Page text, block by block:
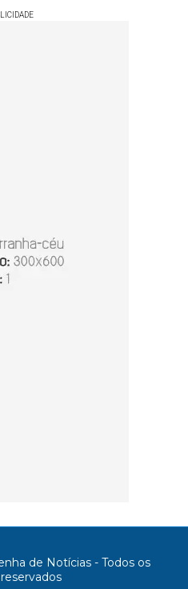
de Notícias - Todos os